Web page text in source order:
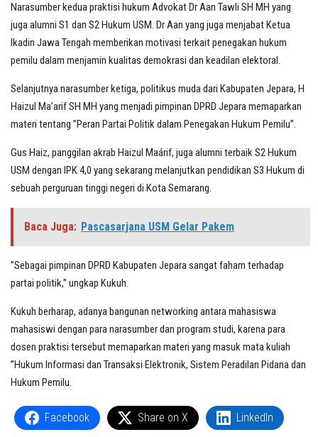
Narasumber kedua praktisi hukum Advokat Dr Aan Tawli SH MH yang
juga alumni S1 dan S2 Hukum USM. Dr Aan yang juga menjabat Ketua
Ikadin Jawa Tengah memberikan motivasi terkait penegakan hukum
pemilu dalam menjamin kualitas demokrasi dan keadilan elektoral.
Selanjutnya narasumber ketiga, politikus muda dari Kabupaten Jepara, H
Haizul Ma’arif SH MH yang menjadi pimpinan DPRD Jepara memaparkan
materi tentang ”Peran Partai Politik dalam Penegakan Hukum Pemilu”.
Gus Haiz, panggilan akrab Haizul Maárif, juga alumni terbaik S2 Hukum
USM dengan IPK 4,0 yang sekarang melanjutkan pendidikan S3 Hukum di
sebuah perguruan tinggi negeri di Kota Semarang.
Baca Juga: Pascasarjana USM Gelar Pakem
”Sebagai pimpinan DPRD Kabupaten Jepara sangat faham terhadap
partai politik,” ungkap Kukuh.
Kukuh berharap, adanya bangunan networking antara mahasiswa
mahasiswi dengan para narasumber dan program studi, karena para
dosen praktisi tersebut memaparkan materi yang masuk mata kuliah
”Hukum Informasi dan Transaksi Elektronik, Sistem Peradilan Pidana dan
Hukum Pemilu.
Facebook Share on X LinkedIn